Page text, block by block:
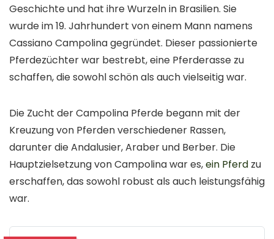
Geschichte und hat ihre Wurzeln in Brasilien. Sie
wurde im 19. Jahrhundert von einem Mann namens
Cassiano Campolina gegründet. Dieser passionierte
Pferdezüchter war bestrebt, eine Pferderasse zu
schaffen, die sowohl schön als auch vielseitig war.
Die Zucht der Campolina Pferde begann mit der
Kreuzung von Pferden verschiedener Rassen,
darunter die Andalusier, Araber und Berber. Die
Hauptzielsetzung von Campolina war es,ein Pferd zu
erschaffen, das sowohl robust als auch leistungsfähig
war.